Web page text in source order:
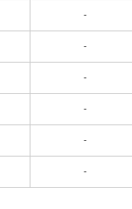
-
-
-
-
-
-